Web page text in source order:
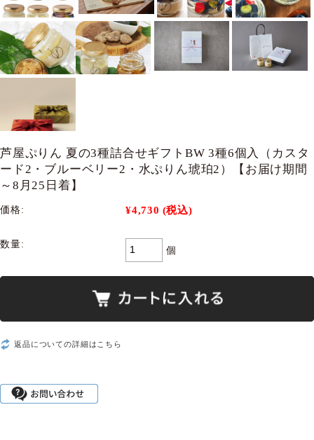
芦屋ぷりん 夏の3種詰合せギフトBW 3種6個入（カスタ
ード2・ブルーベリー2・水ぷりん琥珀2）【お届け期間
～8月25日着】
価格: ¥4,730 (税込)
数量:
個
返品についての詳細はこちら